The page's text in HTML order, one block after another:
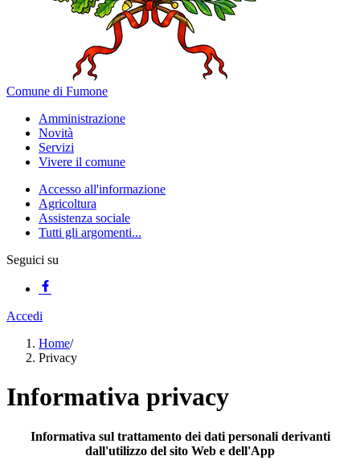
Comune di Fumone
Amministrazione
Novità
Servizi
Vivere il comune
Accesso all'informazione
Agricoltura
Assistenza sociale
Tutti gli argomenti...
Seguici su
Accedi
Home/
Privacy
Informativa privacy
Informativa sul trattamento dei dati personali derivanti
dall'utilizzo del sito Web e dell'App